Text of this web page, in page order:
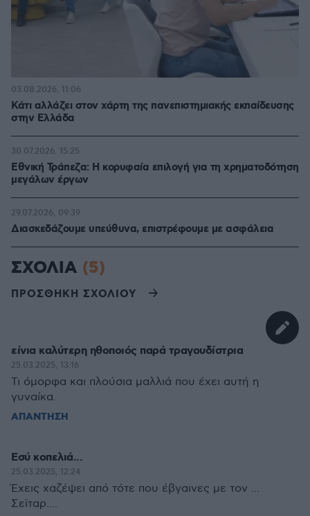
Κάτι αλλάζει στον χάρτη της πανεπιστημιακής εκπαίδευσης
στην Ελλάδα
03.08.2026, 11:06
Εθνική Τράπεζα: Η κορυφαία επιλογή για τη χρηματοδότηση
μεγάλων έργων
30.07.2026, 15:25
Διασκεδάζουμε υπεύθυνα, επιστρέφουμε με ασφάλεια
29.07.2026, 09:39
ΣΧΟΛΙΑ (5)
ΠΡΟΣΘΗΚΗ ΣΧΟΛΙΟΥ
είνια καλύτερη ηθοποιός παρά τραγουδίστρια
25.03.2025, 13:16
Τι όμορφα και πλούσια μαλλιά που έχει αυτή η
γυναίκα.
ΑΠΑΝΤΗΣΗ
Εσύ κοπελιά...
25.03.2025, 12:24
Έχεις χαζέψει από τότε που έβγαινες με τον ...
Σεϊταρ....